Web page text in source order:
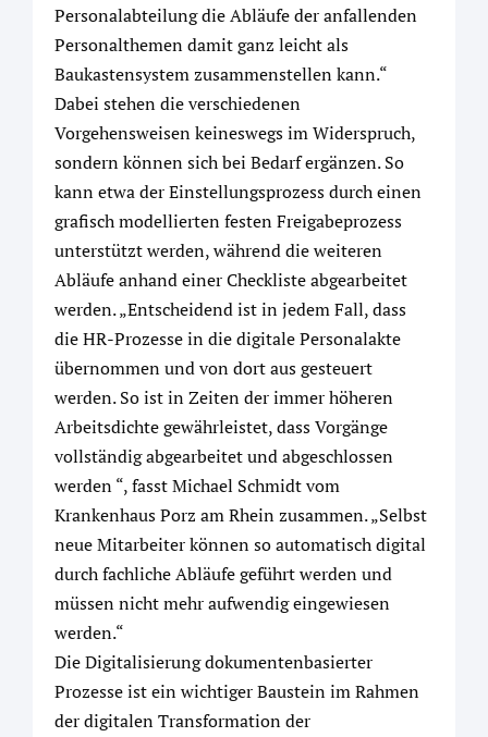
Personalabteilung die Abläufe der anfallenden
Personalthemen damit ganz leicht als
Baukastensystem zusammenstellen kann.“
Dabei stehen die verschiedenen
Vorgehensweisen keineswegs im Widerspruch,
sondern können sich bei Bedarf ergänzen. So
kann etwa der Einstellungsprozess durch einen
grafisch modellierten festen Freigabeprozess
unterstützt werden, während die weiteren
Abläufe anhand einer Checkliste abgearbeitet
werden. „Entscheidend ist in jedem Fall, dass
die HR-Prozesse in die digitale Personalakte
übernommen und von dort aus gesteuert
werden. So ist in Zeiten der immer höheren
Arbeitsdichte gewährleistet, dass Vorgänge
vollständig abgearbeitet und abgeschlossen
werden “, fasst Michael Schmidt vom
Krankenhaus Porz am Rhein zusammen. „Selbst
neue Mitarbeiter können so automatisch digital
durch fachliche Abläufe geführt werden und
müssen nicht mehr aufwendig eingewiesen
werden.“
Die Digitalisierung dokumentenbasierter
Prozesse ist ein wichtiger Baustein im Rahmen
der digitalen Transformation der